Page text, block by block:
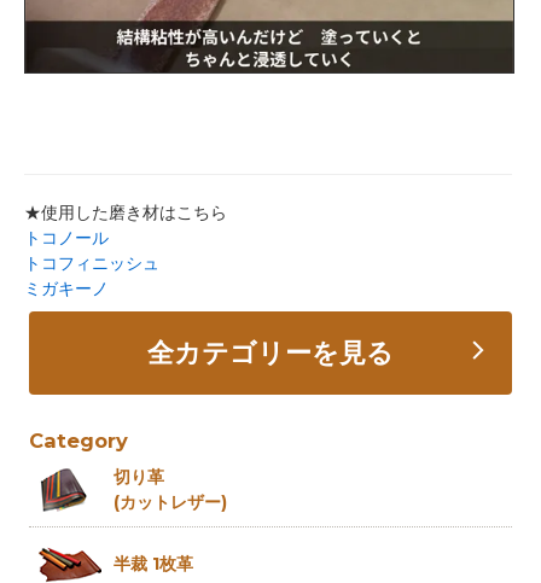
★使用した磨き材はこちら
トコノール
トコフィニッシュ
ミガキーノ
全カテゴリーを見る
Category
切り革
(カットレザー)
半裁 1枚革